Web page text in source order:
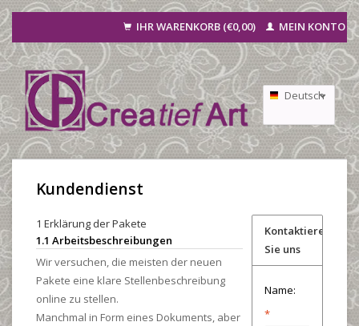
IHR WARENKORB (€0,00) MEIN KONTO
Deutsch
Nederlands
Kundendienst
1 Erklärung der Pakete
1.1 Arbeitsbeschreibungen
Wir versuchen, die meisten der neuen
Pakete eine klare Stellenbeschreibung
online zu stellen.
Manchmal in Form eines Dokuments, aber
Kontaktieren
Sie uns
Name:
*